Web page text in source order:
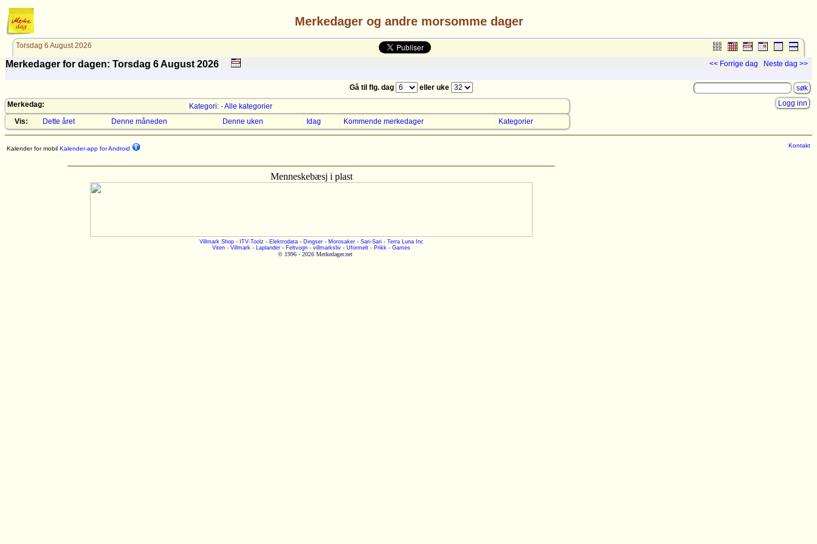
Merkedager og andre morsomme dager
Torsdag 6 August 2026
Merkedager for dagen: Torsdag 6August 2026 << Forrige dag Neste dag >>
Gå til flg. dag
eller uke
Merkedag:
Kategori: - Alle kategorier
Vis:
Dette året Denne måneden Denne uken Idag Kommende merkedager Kategorier
Logg inn
Kalender for mobil Kalender-app for Android
Menneskebæsj i plast
Villmark Shop- ITV-Toolz - Elektrodata- Dingser- Morosaker- Sari-Sari- Terra Luna Inc
Viten - Villmark - Laplander - Feltvogn - villmarksliv - Uformelt - Prikk - Games
© 1996 - 2026 Merkedager.net
Kontakt